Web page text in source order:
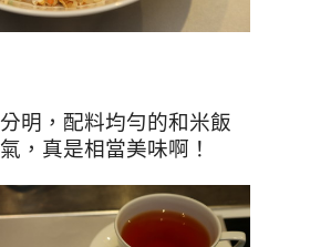
明，配料均勻的和米飯
，真是相當美味啊！